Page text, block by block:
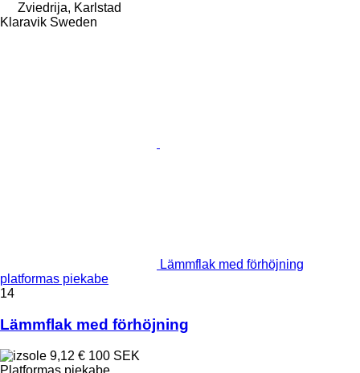
Zviedrija, Karlstad
Klaravik Sweden
Lämmflak med förhöjning
platformas piekabe
14
Lämmflak med förhöjning
9,12 € 100 SEK
Platformas piekabe